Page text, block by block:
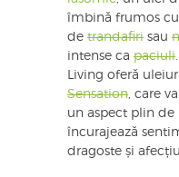
îmbină frumos
de trandafiri sau
intense ca paciuli
Living oferă
Sensation , care
un aspect plin
încurajează
dragoste și